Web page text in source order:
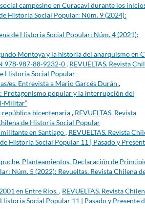
campesino en Curacaví durante los
Historia Social Popular: Núm. 9 (2024):
de Historia Social Popular: Núm. 4 (2021):
Montoya y la historia del anarquismo en
978-987-88-9232-0, REVUELTAS. Revista
Historia Social Popular
es. Entrevista a Mario Garcés Durán ,
Protagonismo popular y la interrupción del
Militar”
república bicentenaria, REVUELTAS. Revista
de Historia Social Popular
en Santiago, REVUELTAS. Revista
Historia Social Popular 11 | Pasado y
Planteamientos, Declaración de
Núm. 5 (2022): Revueltas. Revista Chilena
en Entre Ríos., REVUELTAS. Revista
Social Popular 11 | Pasado y Presente